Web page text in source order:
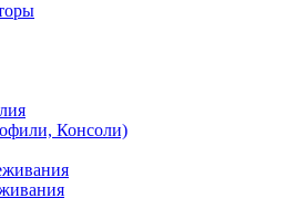
Консоли)